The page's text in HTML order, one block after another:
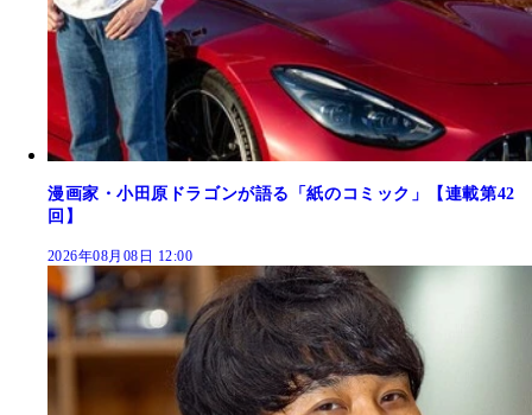
漫画家・小田原ドラゴンが語る「紙のコミック」【連載第42
回】
2026年08月08日 12:00